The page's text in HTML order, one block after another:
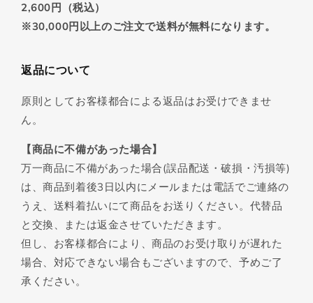
2,600円（税込）
※30,000円以上のご注文で送料が無料になります。
返品について
原則としてお客様都合による返品はお受けできませ
ん。
【商品に不備があった場合】
万一商品に不備があった場合(誤品配送・破損・汚損等)
は、商品到着後3日以内にメールまたは電話でご連絡の
うえ、送料着払いにて商品をお送りください。代替品
と交換、または返金させていただきます。
但し、お客様都合により、商品のお受け取りが遅れた
場合、対応できない場合もございますので、予めご了
承ください。